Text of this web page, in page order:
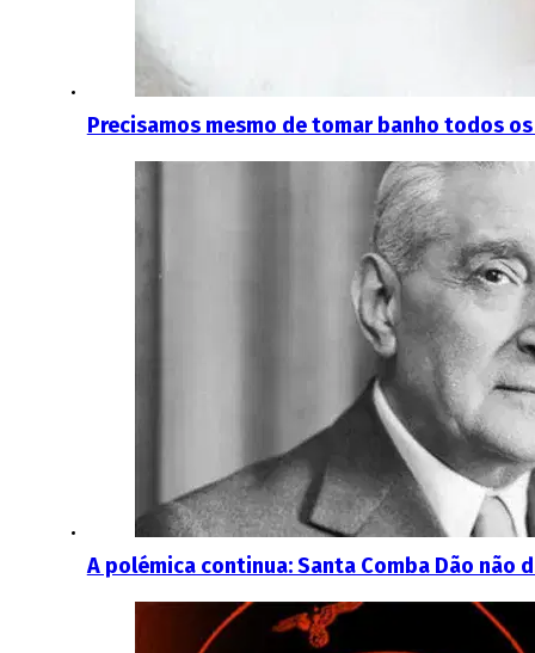
Precisamos mesmo de tomar banho todos
A polémica continua: Santa Comba Dão